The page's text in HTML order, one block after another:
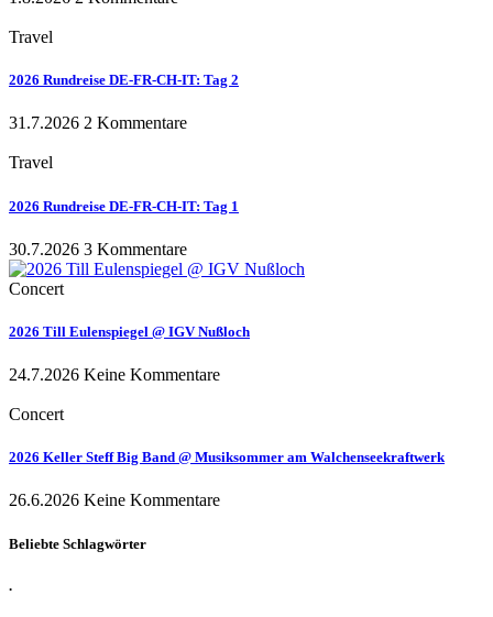
Travel
2026 Rundreise DE-FR-CH-IT: Tag 2
31.7.2026 2 Kommentare
Travel
2026 Rundreise DE-FR-CH-IT: Tag 1
30.7.2026 3 Kommentare
Concert
2026 Till Eulenspiegel @ IGV Nußloch
24.7.2026 Keine Kommentare
Concert
2026 Keller Steff Big Band @ Musiksommer am Walchenseekraftwerk
26.6.2026 Keine Kommentare
Beliebte Schlagwörter
.